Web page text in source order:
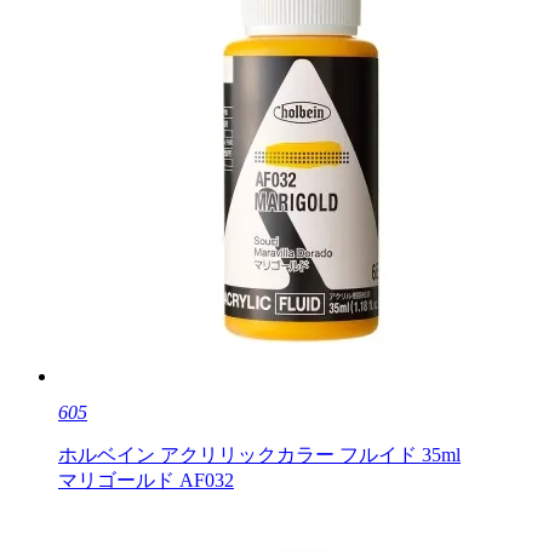
605
ホルベイン アクリリックカラー フルイド 35ml
マリゴールド AF032